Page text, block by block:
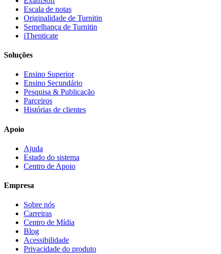
Escala de notas
Originalidade de Turnitin
Semelhança de Turnitin
iThenticate
Soluções
Ensino Superior
Ensino Secundário
Pesquisa & Publicação
Parceiros
Histórias de clientes
Apoio
Ajuda
Estado do sistema
Centro de Apoio
Empresa
Sobre nós
Carreiras
Centro de Mídia
Blog
Acessibilidade
Privacidade do produto